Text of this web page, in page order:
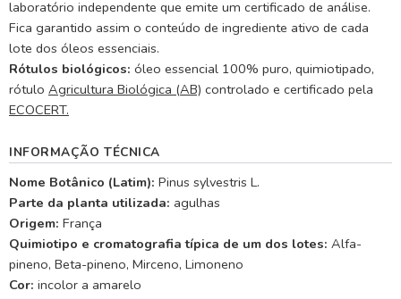
laboratório independente que emite um certificado de análise.
Fica garantido assim o conteúdo de ingrediente ativo de cada
lote dos óleos essenciais.
Rótulos biológicos: óleo essencial 100% puro, quimiotipado,
rótulo Agricultura Biológica (AB) controlado e certificado pela
ECOCERT.
INFORMAÇÃO TÉCNICA
Nome Botânico (Latim): Pinus sylvestris L.
Parte da planta utilizada: agulhas
Origem: França
Quimiotipo e cromatografia típica de um dos lotes: Alfa-
pineno, Beta-pineno, Mirceno, Limoneno
Cor: incolor a amarelo